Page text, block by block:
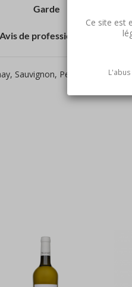
Ce site est
Garde
Avis de professionnels
Sauvignon, Petit et Gros